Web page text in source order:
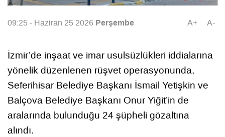
09:25 - Haziran 25 2026 Perşembe A+ A-
İzmir’de inşaat ve imar usulsüzlükleri iddialarına
yönelik düzenlenen rüşvet operasyonunda,
Seferihisar Belediye Başkanı İsmail Yetişkin ve
Balçova Belediye Başkanı Onur Yiğit’in de
aralarında bulunduğu 24 şüpheli gözaltına
alındı.